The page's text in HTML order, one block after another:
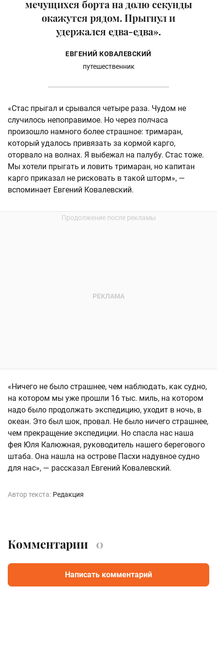
мечущихся борта на долю секунды
окажутся рядом. Прыгнул и
удержался едва-едва».
ЕВГЕНИЙ КОВАЛЕВСКИЙ
путешественник
«Стас прыгал и срывался четыре раза. Чудом не
случилось непоправимое. Но через полчаса
произошло намного более страшное: тримаран,
который удалось привязать за кормой карго,
оторвало на волнах. Я выбежал на палубу. Стас тоже.
Мы хотели прыгать и ловить тримаран, но капитан
карго приказал не рисковать в такой шторм», —
вспоминает Евгений Ковалевский.
«Ничего не было страшнее, чем наблюдать, как судно,
на котором мы уже прошли 16 тыс. миль, на котором
надо было продолжать экспедицию, уходит в ночь, в
океан. Это был шок, провал. Не было ничего страшнее,
чем прекращение экспедиции. Но спасла нас наша
фея Юля Калюжная, руководитель нашего берегового
штаба. Она нашла на острове Пасхи надувное судно
для нас», — рассказал Евгений Ковалевский.
Автор текста: Редакция
Комментарии 0
Написать комментарий